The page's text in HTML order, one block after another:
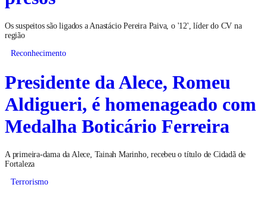
Os suspeitos são ligados a Anastácio Pereira Paiva, o '12', líder do CV na
região
Reconhecimento
Presidente da Alece, Romeu
Aldigueri, é homenageado com
Medalha Boticário Ferreira
A primeira-dama da Alece, Tainah Marinho, recebeu o título de Cidadã de
Fortaleza
Terrorismo